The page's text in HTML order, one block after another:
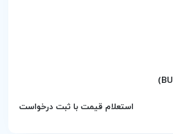
استعلام قیمت با ثبت درخواست